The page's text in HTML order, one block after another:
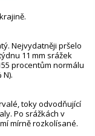
Nejvydatněji pršelo
11 mm srážek
procentům normálu
toky odvodňující
Po srážkách v
mírně rozkolísané.